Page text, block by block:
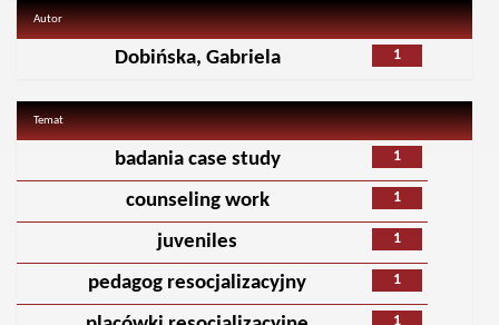
Autor
1
Dobińska, Gabriela
Temat
1
badania case study
1
counseling work
1
juveniles
1
pedagog resocjalizacyjny
1